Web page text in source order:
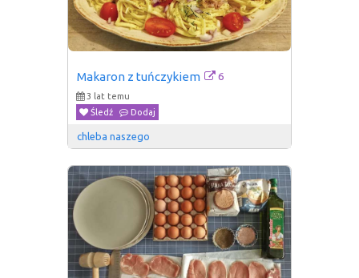
Makaron z tuńczykiem 6
3 lat temu
Śledź
Dodaj
chleba naszego